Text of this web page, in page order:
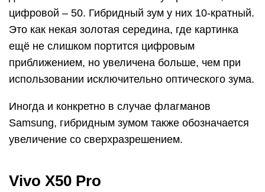
цифровой – 50. Гибридный зум у них 10-кратный.
Это как некая золотая середина, где картинка
ещё не слишком портится цифровым
приближением, но увеличена больше, чем при
использовании исключительно оптического зума.
Иногда и конкретно в случае флагманов
Samsung, гибридным зумом также обозначается
увеличение со сверхразрешением.
Vivo X50 Pro